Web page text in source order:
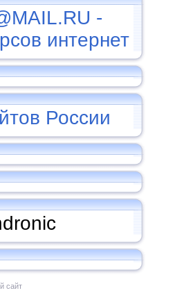
России
сайт